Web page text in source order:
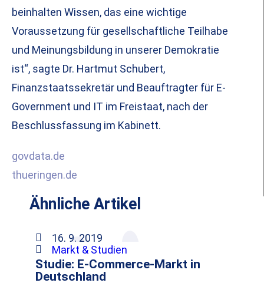
beinhalten Wissen, das eine wichtige
Voraussetzung für gesellschaftliche Teilhabe
und Meinungsbildung in unserer Demokratie
ist“, sagte Dr. Hartmut Schubert,
Finanzstaatssekretär und Beauftragter für E-
Government und IT im Freistaat, nach der
Beschlussfassung im Kabinett.
govdata.de
thueringen.de
Ähnliche Artikel
16. 9. 2019
Markt & Studien
Studie: E-Commerce-Markt in
Deutschland